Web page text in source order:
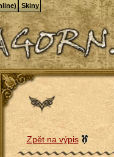
Zpět na výpis
Skiny